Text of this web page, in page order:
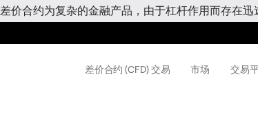
差价合约为复杂的金融产品，由于杠杆作用而存在
差价合约 (CFD) 交易 市场 交易